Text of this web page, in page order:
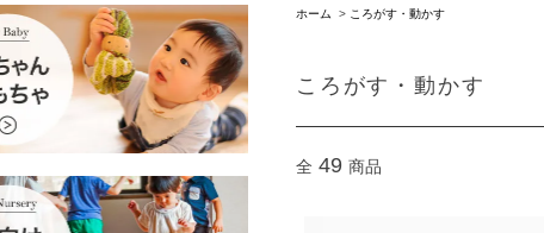
ホーム > ころがす・動かす
ころがす・動かす
全 49 商品